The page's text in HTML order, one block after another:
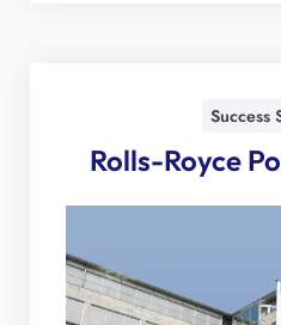
Success
Rolls-Royce